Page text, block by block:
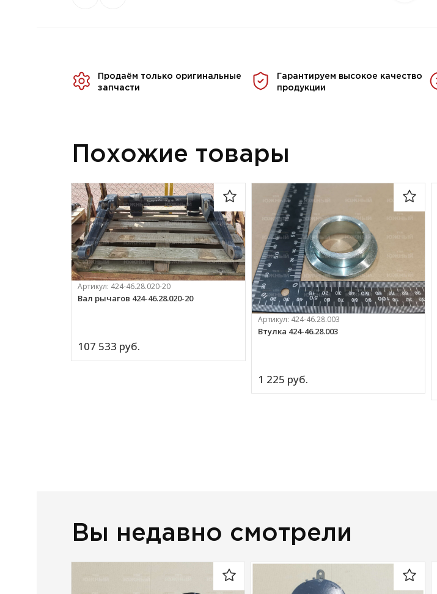
Продаём только оригинальные
запчасти
Гарантируем высокое качество
продукции
Похожие товары
Артикул: 424-46.28.020-20
Вал рычагов 424-46.28.020-20
107 533 руб.
Артикул: 424-46.28.003
Втулка 424-46.28.003
1 225 руб.
Вы недавно смотрели